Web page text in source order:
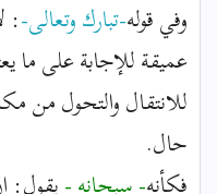
وفي قوله-تبارك وتعالى-:
عميقة للإجابة على ما
للانتقال والتحول من
حال.
فكأنه- سبحانه -يقول: